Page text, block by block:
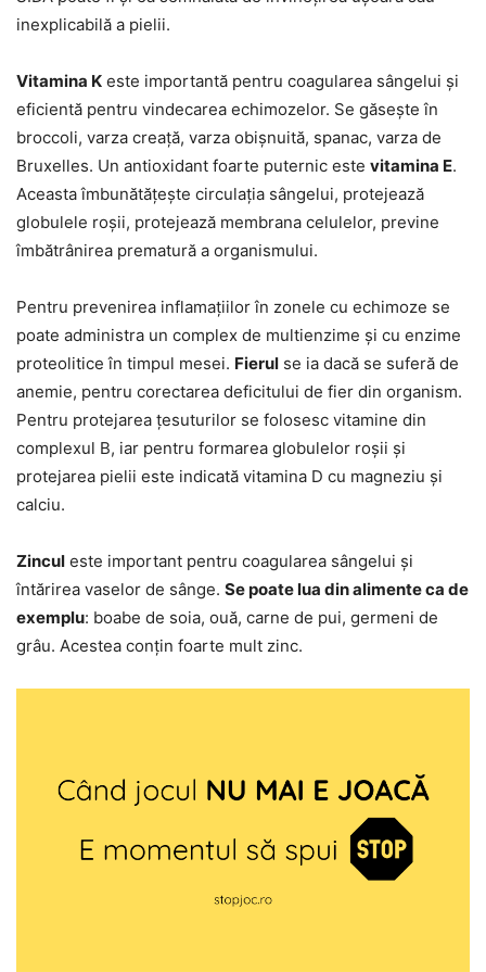
inexplicabilă a pielii.
Vitamina K este importantă pentru coagularea sângelui și
eficientă pentru vindecarea echimozelor. Se găsește în
broccoli, varza creață, varza obișnuită, spanac, varza de
Bruxelles. Un antioxidant foarte puternic este vitamina E.
Aceasta îmbunătățește circulația sângelui, protejează
globulele roșii, protejează membrana celulelor, previne
îmbătrânirea prematură a organismului.
Pentru prevenirea inflamațiilor în zonele cu echimoze se
poate administra un complex de multienzime și cu enzime
proteolitice în timpul mesei. Fierul se ia dacă se suferă de
anemie, pentru corectarea deficitului de fier din organism.
Pentru protejarea țesuturilor se folosesc vitamine din
complexul B, iar pentru formarea globulelor roșii și
protejarea pielii este indicată vitamina D cu magneziu și
calciu.
Zincul este important pentru coagularea sângelui și
întărirea vaselor de sânge. Se poate lua din alimente ca de
exemplu: boabe de soia, ouă, carne de pui, germeni de
grâu. Acestea conțin foarte mult zinc.